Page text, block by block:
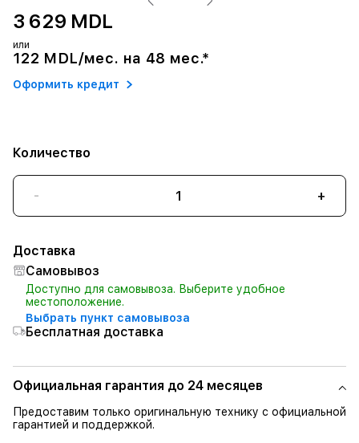
3 629 MDL
или
122 MDL/мес. на 48 мес.*
Оформить кредит
Количество
- +
Доставка
Самовывоз
Доступно для самовывоза. Выберите удобное
местоположение.
Выбрать пункт самовывоза
Бесплатная доставка
Официальная гарантия до 24 месяцев
Предоставим только оригинальную технику с официальной
гарантией и поддержкой.